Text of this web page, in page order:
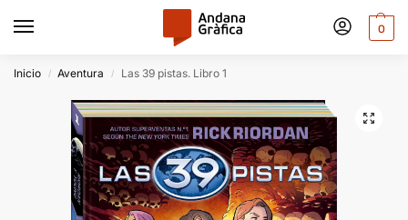
0
Inicio / Aventura / Las 39 pistas. Libro 1